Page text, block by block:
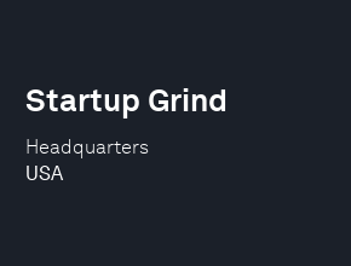
Headquarters
USA
Startup Grind